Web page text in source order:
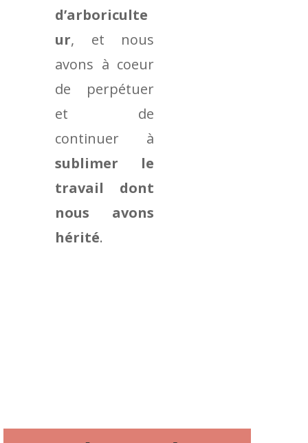
d’arboriculte
ur, et nous
avons à coeur
de perpétuer
et de
continuer à
sublimer le
travail dont
nous avons
hérité.